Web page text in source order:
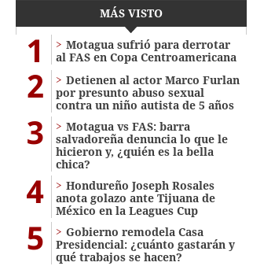
MÁS VISTO
1
Motagua sufrió para derrotar
al FAS en Copa Centroamericana
2
Detienen al actor Marco Furlan
por presunto abuso sexual
contra un niño autista de 5 años
3
Motagua vs FAS: barra
salvadoreña denuncia lo que le
hicieron y, ¿quién es la bella
chica?
4
Hondureño Joseph Rosales
anota golazo ante Tijuana de
México en la Leagues Cup
5
Gobierno remodela Casa
Presidencial: ¿cuánto gastarán y
qué trabajos se hacen?